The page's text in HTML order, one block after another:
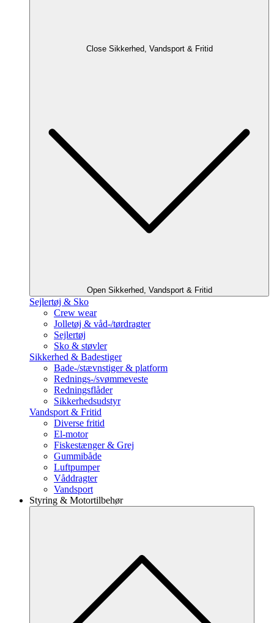
Close Sikkerhed, Vandsport & Fritid
Open Sikkerhed, Vandsport & Fritid
Sejlertøj & Sko
Crew wear
Jolletøj & våd-/tørdragter
Sejlertøj
Sko & støvler
Sikkerhed & Badestiger
Bade-/stævnstiger & platform
Rednings-/svømmeveste
Redningsflåder
Sikkerhedsudstyr
Vandsport & Fritid
Diverse fritid
El-motor
Fiskestænger & Grej
Gummibåde
Luftpumper
Våddragter
Vandsport
Styring & Motortilbehør